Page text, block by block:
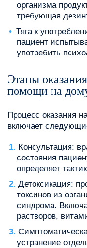
организма
требующая
Тяга к
пациент
употребить
Этапы
помощи на
Процесс оказания
включает
Консультация:
состояния
определяет
Детоксикация:
токсинов из
синдрома.
растворов,
устранение